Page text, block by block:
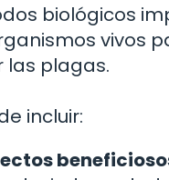
biológicos
vivos
las plagas.
incluir: